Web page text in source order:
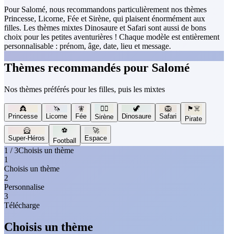
Pour Salomé, nous recommandons particulièrement nos thèmes
Princesse, Licorne, Fée et Sirène, qui plaisent énormément aux
filles. Les thèmes mixtes Dinosaure et Safari sont aussi de bons
choix pour les petites aventurières ! Chaque modèle est entièrement
personnalisable : prénom, âge, date, lieu et message.
Thèmes recommandés pour Salomé
Nos thèmes préférés pour les filles, puis les mixtes
👸
Princesse
🦄
Licorne
🧚
Fée
🧜‍♀️
Sirène
🦖
Dinosaure
🦁
Safari
🏴‍☠️
Pirate
🦸
Super-Héros
⚽
Football
🚀
Espace
1 / 3Choisis un thème
1
Choisis un thème
2
Personnalise
3
Télécharge
Choisis un thème